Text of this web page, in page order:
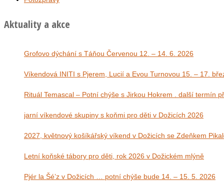
Aktuality a akce
Grofovo dýchání s Táňou Červenou 12. – 14. 6. 2026
Víkendová INITI s Pjerem, Lucií a Evou
Rituál Temascal – Potní chýše s Jirkou Hokrem . další termín
jarní víkendové skupiny s koňmi pro děti v Dožicích 2026
2027, květnový košíkářský víkend v Dožicích se Zdeňkem
Letní koňské tábory pro děti, rok 2026 v Dožickém mlýně
Pjér la Šé’z v Dožicích … potní chýše bude 14. – 15. 5. 2026